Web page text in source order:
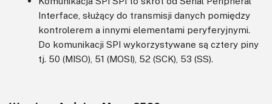
Interface, służący do transmisji danych pomiędzy
kontrolerem a innymi elementami peryferyjnymi.
Do komunikacji SPI wykorzystywane są cztery piny
tj. 50 (MISO), 51 (MOSI), 52 (SCK), 53 (SS).